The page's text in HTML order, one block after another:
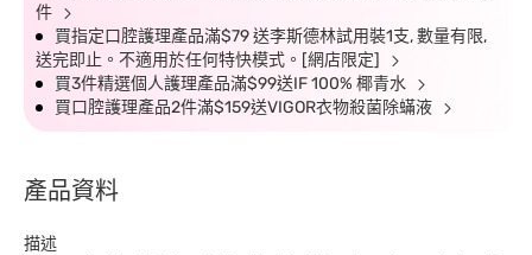
件
買指定口腔護理產品滿$79 送李斯德林試用裝1支, 數量有限,
送完即止。不適用於任何特快模式。[網店限定]
買3件精選個人護理產品滿$99送IF 100% 椰青水
買口腔護理產品2件滿$159送VIGOR衣物殺菌除蟎液
產品資料
描述